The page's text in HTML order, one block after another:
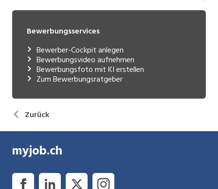
Bewerbungsservices
Bewerber-Cockpit anlegen
Bewerbungsvideo aufnehmen
Bewerbungsfoto mit KI erstellen
Zum Bewerbungsratgeber
Zurück
myjob.ch